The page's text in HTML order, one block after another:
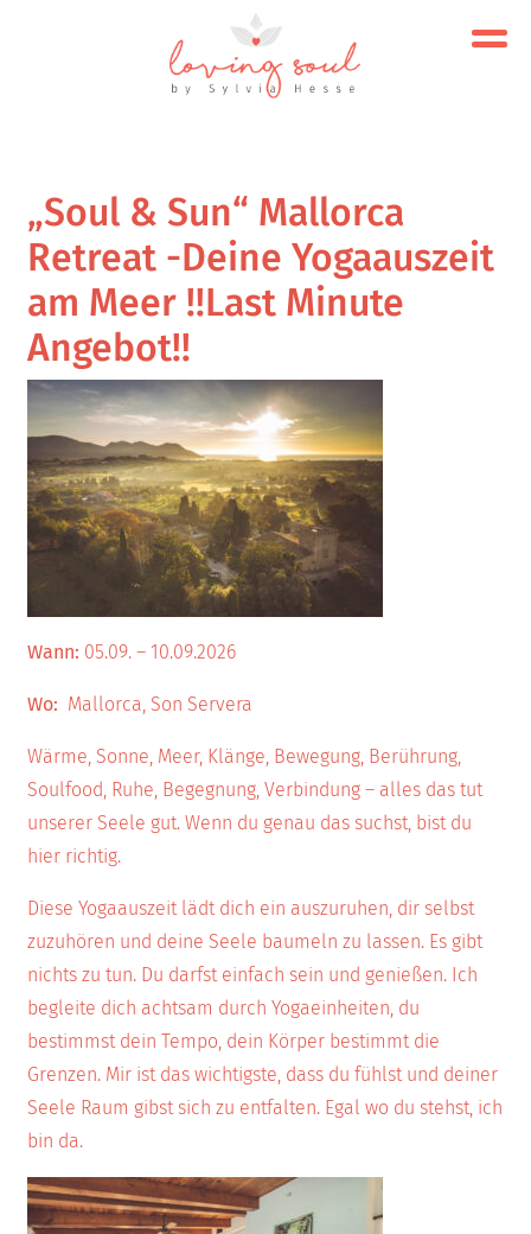
„Soul & Sun“ Mallorca
Retreat -Deine Yogaauszeit
am Meer !!Last Minute
Angebot!!
Wann: 05.09. – 10.09.2026
Wo: Mallorca, Son Servera
Wärme, Sonne, Meer, Klänge, Bewegung, Berührung,
Soulfood, Ruhe, Begegnung, Verbindung – alles das tut
unserer Seele gut. Wenn du genau das suchst, bist du
hier richtig.
Diese Yogaauszeit lädt dich ein auszuruhen, dir selbst
zuzuhören und deine Seele baumeln zu lassen. Es gibt
nichts zu tun. Du darfst einfach sein und genießen. Ich
begleite dich achtsam durch Yogaeinheiten, du
bestimmst dein Tempo, dein Körper bestimmt die
Grenzen. Mir ist das wichtigste, dass du fühlst und deiner
Seele Raum gibst sich zu entfalten. Egal wo du stehst, ich
bin da.